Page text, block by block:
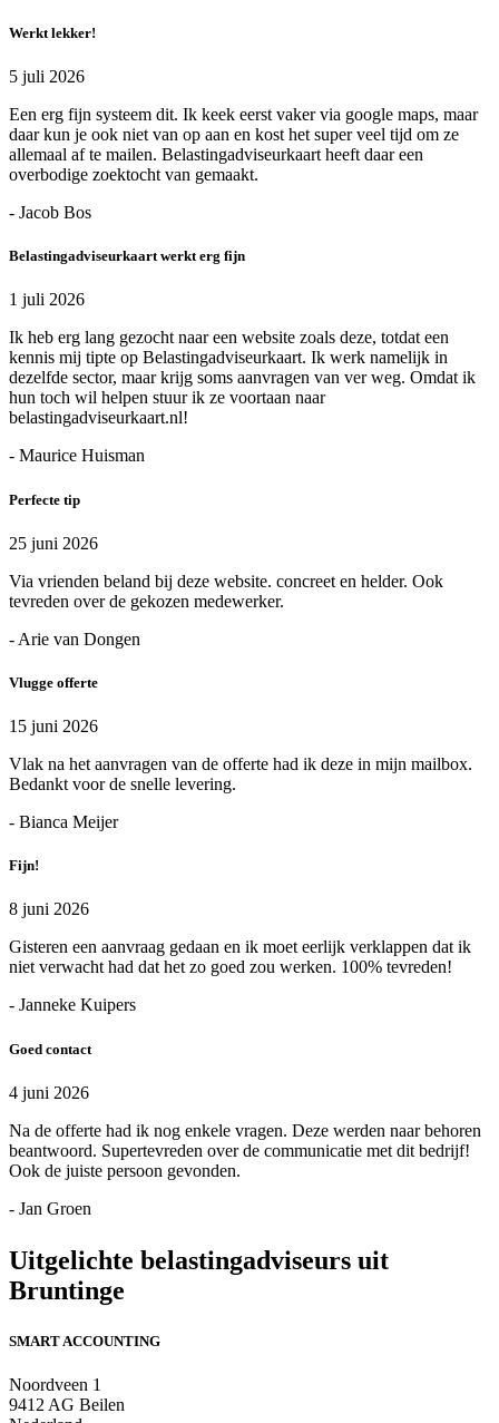
Werkt lekker!
5 juli 2026
Een erg fijn systeem dit. Ik keek eerst vaker via google maps, maar
daar kun je ook niet van op aan en kost het super veel tijd om ze
allemaal af te mailen. Belastingadviseurkaart heeft daar een
overbodige zoektocht van gemaakt.
- Jacob Bos
Belastingadviseurkaart werkt erg fijn
1 juli 2026
Ik heb erg lang gezocht naar een website zoals deze, totdat een
kennis mij tipte op Belastingadviseurkaart. Ik werk namelijk in
dezelfde sector, maar krijg soms aanvragen van ver weg. Omdat ik
hun toch wil helpen stuur ik ze voortaan naar
belastingadviseurkaart.nl!
- Maurice Huisman
Perfecte tip
25 juni 2026
Via vrienden beland bij deze website. concreet en helder. Ook
tevreden over de gekozen medewerker.
- Arie van Dongen
Vlugge offerte
15 juni 2026
Vlak na het aanvragen van de offerte had ik deze in mijn mailbox.
Bedankt voor de snelle levering.
- Bianca Meijer
Fijn!
8 juni 2026
Gisteren een aanvraag gedaan en ik moet eerlijk verklappen dat ik
niet verwacht had dat het zo goed zou werken. 100% tevreden!
- Janneke Kuipers
Goed contact
4 juni 2026
Na de offerte had ik nog enkele vragen. Deze werden naar behoren
beantwoord. Supertevreden over de communicatie met dit bedrijf!
Ook de juiste persoon gevonden.
- Jan Groen
Uitgelichte belastingadviseurs uit
Bruntinge
SMART ACCOUNTING
Noordveen 1
9412 AG Beilen